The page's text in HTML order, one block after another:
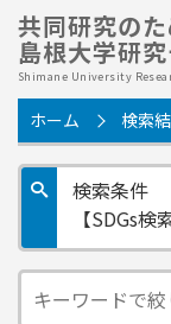
共同研究の
島根大学研
Shimane University
ホーム 検索
検索条件
【SDGs